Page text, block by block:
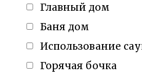
Главный дом
Баня дом
Использование
Горячая бочка